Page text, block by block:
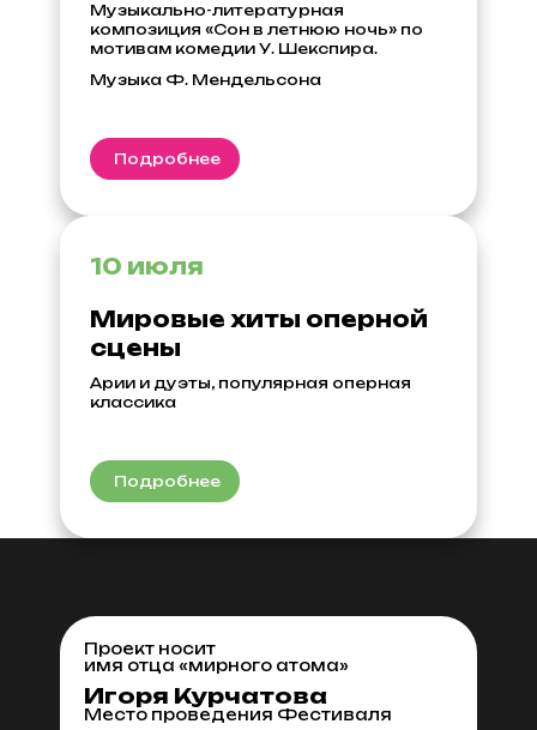
Музыкально-литературная
композиция «Сон в летнюю ночь» по
мотивам комедии У. Шекспира.
Музыка Ф. Мендельсона
Подробнее
10 июля
Мировые хиты оперной
сцены
Арии и дуэты, популярная оперная
классика
Подробнее
Проект носит
имя отца «мирного атома»
Игоря Курчатова
Место проведения Фестиваля